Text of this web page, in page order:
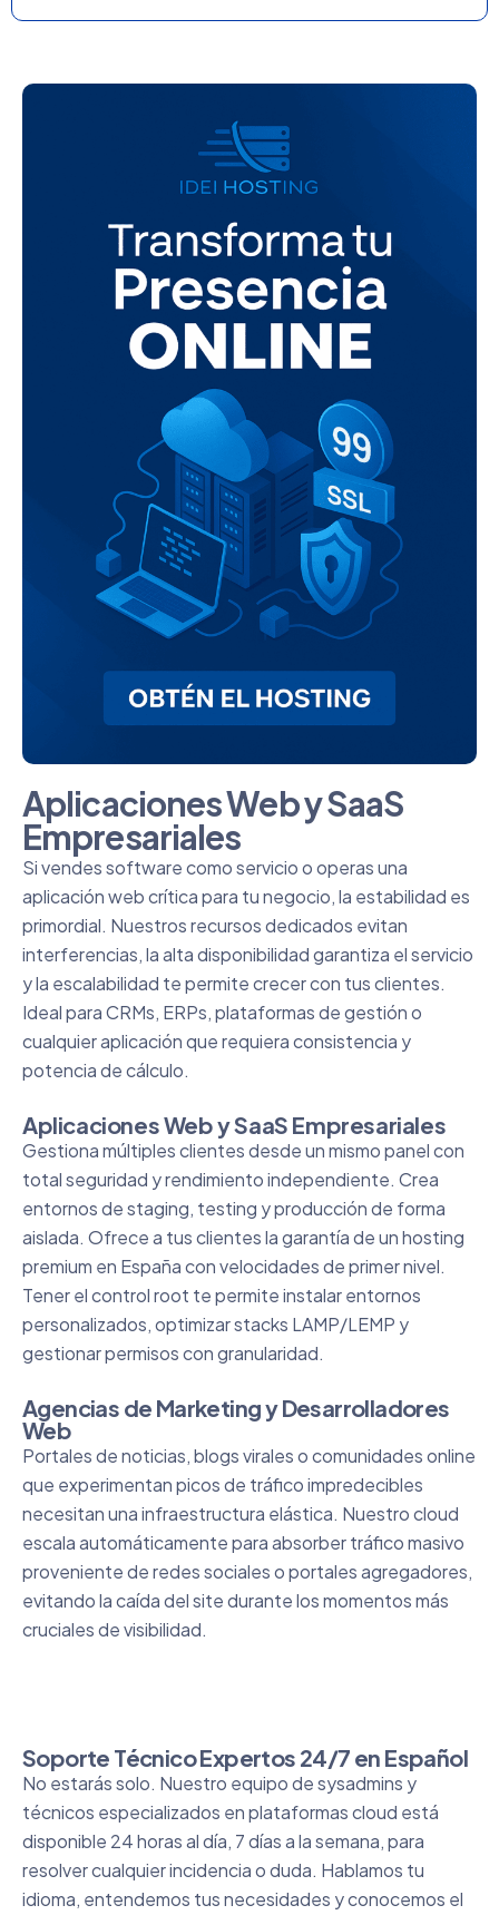
Aplicaciones Web y SaaS
Empresariales
Si vendes software como servicio o operas una
aplicación web crítica para tu negocio, la estabilidad es
primordial. Nuestros recursos dedicados evitan
interferencias, la alta disponibilidad garantiza el servicio
y la escalabilidad te permite crecer con tus clientes.
Ideal para CRMs, ERPs, plataformas de gestión o
cualquier aplicación que requiera consistencia y
potencia de cálculo.
Aplicaciones Web y SaaS Empresariales
Gestiona múltiples clientes desde un mismo panel con
total seguridad y rendimiento independiente. Crea
entornos de staging, testing y producción de forma
aislada. Ofrece a tus clientes la garantía de un hosting
premium en España con velocidades de primer nivel.
Tener el control root te permite instalar entornos
personalizados, optimizar stacks LAMP/LEMP y
gestionar permisos con granularidad.
Agencias de Marketing y Desarrolladores
Web
Portales de noticias, blogs virales o comunidades online
que experimentan picos de tráfico impredecibles
necesitan una infraestructura elástica. Nuestro cloud
escala automáticamente para absorber tráfico masivo
proveniente de redes sociales o portales agregadores,
evitando la caída del site durante los momentos más
cruciales de visibilidad.
Soporte Técnico Expertos 24/7 en Español
No estarás solo. Nuestro equipo de sysadmins y
técnicos especializados en plataformas cloud está
disponible 24 horas al día, 7 días a la semana, para
resolver cualquier incidencia o duda. Hablamos tu
idioma, entendemos tus necesidades y conocemos el